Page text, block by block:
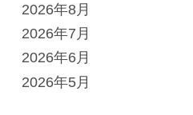
2026年8月
2026年7月
2026年6月
2026年5月